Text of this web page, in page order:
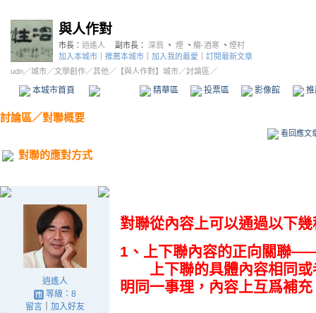
與人作對
市長： 逍遙人 副市長： 深翁 、 煙 、 觴-酒寒 、 煙村
加入本城市
推薦本城市 加入我的最愛
訂閱最新文章
udn／城市／文學創作／其他 ／ 【與人作對】城市／討論區／
本城市首頁 精華區 投票區 影像館
討論區／對聯概要
看回應文
對聯的應對方式
逍遙人
等級：8
留言｜ 加入好友
對聯從內容上可以通過以下
1、上下聯內容的正向關聯
上下聯的具體內容相同或
明同一事理，內容上互爲補